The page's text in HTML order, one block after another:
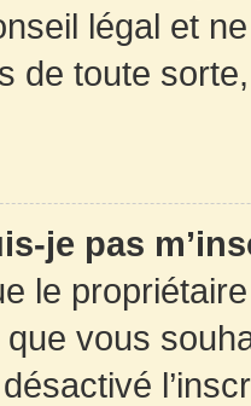
légal et
de toute
je pas
le
que vous